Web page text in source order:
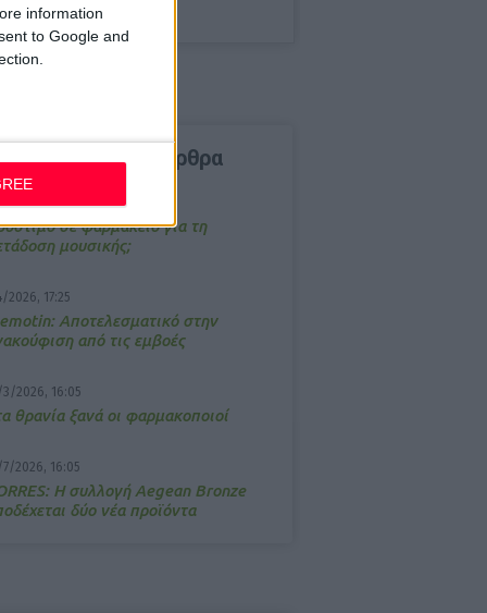
information
to Google and
δημοφιλέστερα άρθρα
3/2026, 16:44
σε φαρμακείο για τη
μουσικής;
2026, 17:25
Αποτελεσματικό στην
από τις εμβοές
3/2026, 16:05
θρανία ξανά οι φαρμακοποιοί
7/2026, 16:05
Η συλλογή Aegean Bronze
δύο νέα προϊόντα